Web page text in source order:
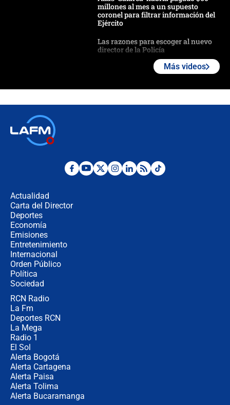
millones al mes a un supuesto
coronel para filtrar información del
Ejército
Las razones para escoger al nuevo
director de la Policía
"No hubo fraude ni posibilidad de
Más videos
Actualidad
Carta del Director
Deportes
Economía
Emisiones
Entretenimiento
Internacional
Orden Público
Política
Sociedad
RCN Radio
La Fm
Deportes RCN
La Mega
Radio 1
El Sol
Alerta Bogotá
Alerta Cartagena
Alerta Paisa
Alerta Tolima
Alerta Bucaramanga